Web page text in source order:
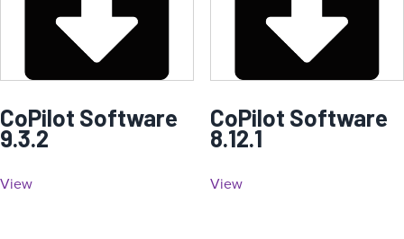
CoPilot Software
9.3.2
View
CoPilot Software
8.12.1
View